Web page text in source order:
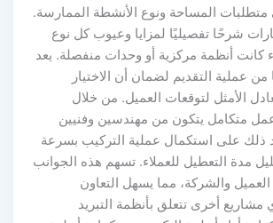
المساحة ونوع الأنشطة الممارسة.
تفصيليًا لمزايا وعيوب كل نوع
أنظمة مركزية أو وحدات منفصلة. يعد
التقديم لضمان أن الاختيار
لتوقعات العميل. من خلال
يتكون من مهندسين وفنيين
استكمال عملية التركيب بسرعة
التعطيل للعملاء. تسهم هذه الجوانب
والشركة، مما يسهل التعاون
أخرى تتعلق بأنظمة التبريد